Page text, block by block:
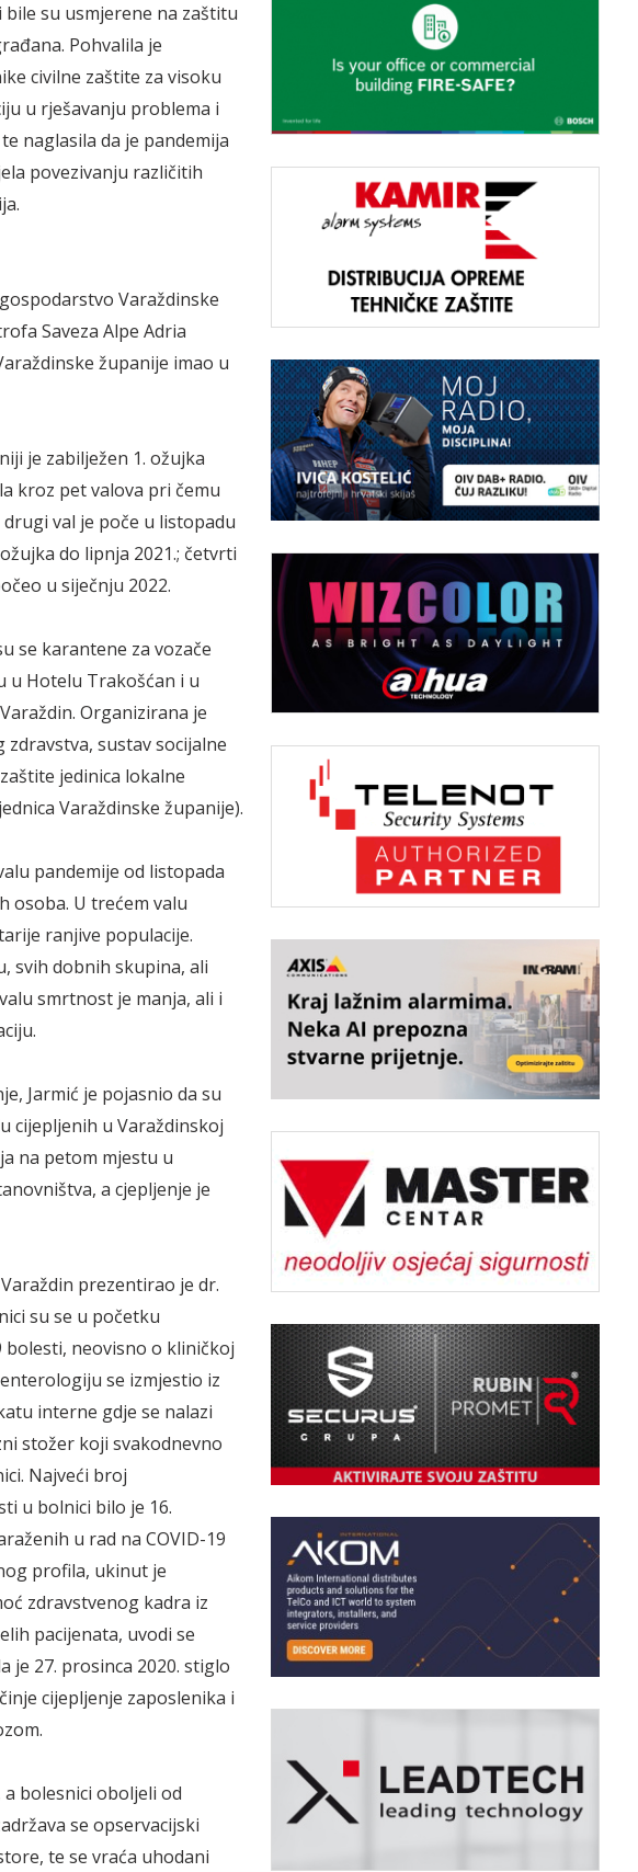
bile su usmjerene na zaštitu
Pohvalila je
civilne zaštite za visoku
u rješavanju problema i
naglasila da je pandemija
povezivanju različitih
Varaždinske
Saveza Alpe Adria
županije imao u
je zabilježen 1. ožujka
kroz pet valova pri čemu
val je poče u listopadu
do lipnja 2021.; četvrti
u siječnju 2022.
se karantene za vozače
u Hotelu Trakošćan i u
Organizirana je
sustav socijalne
jedinica lokalne
Varaždinske županije).
pandemije od listopada
osoba. U trećem valu
ranjive populacije.
svih dobnih skupina, ali
smrtnost je manja, ali i
Jarmić je pojasnio da su
cijepljenih u Varaždinskoj
na petom mjestu u
a cjepljenje je
prezentirao je dr.
su se u početku
bolesti, neovisno o kliničkoj
se izmjestio iz
interne gdje se nalazi
stožer koji svakodnevno
Najveći broj
u bolnici bilo je 16.
u rad na COVID-19
profila, ukinut je
zdravstvenog kadra iz
pacijenata, uvodi se
je 27. prosinca 2020. stiglo
cijepljenje zaposlenika i
bolesnici oboljeli od
se opservacijski
te se vraća uhodani